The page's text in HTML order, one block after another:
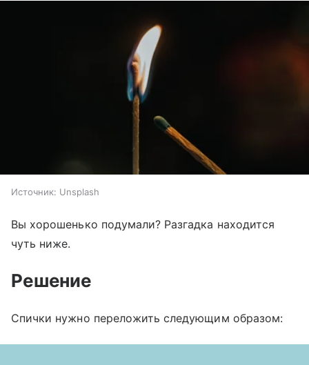
Источник: Unsplash
Вы хорошенько подумали? Разгадка находится
чуть ниже.
Решение
Спички нужно переложить следующим образом: